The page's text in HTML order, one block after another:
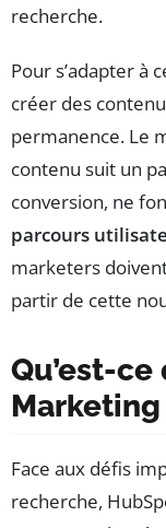
recherche.
Pour s’adapter à
créer des
permanence. Le
contenu suit un
conversion, ne
parcours
marketers
partir de cette
Qu’est-
Face aux défis
recherche,